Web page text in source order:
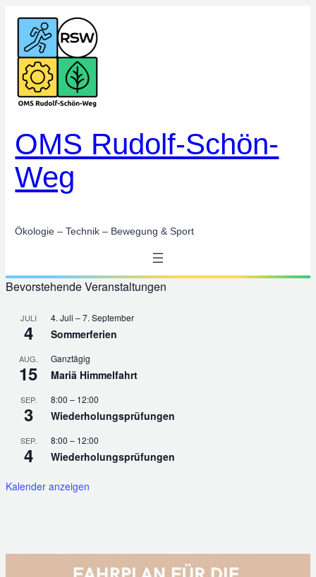
Zum
Inhalt
springen
OMS Rudolf-Schön-
Weg
Ökologie – Technik – Bewegung & Sport
Bevorstehende Veranstaltungen
JULI
4
4. Juli –7. September
Sommerferien
AUG.
15
Ganztägig
Mariä Himmelfahrt
SEP.
3
8:00 – 12:00
Wiederholungsprüfungen
SEP.
4
8:00 – 12:00
Wiederholungsprüfungen
Kalender anzeigen